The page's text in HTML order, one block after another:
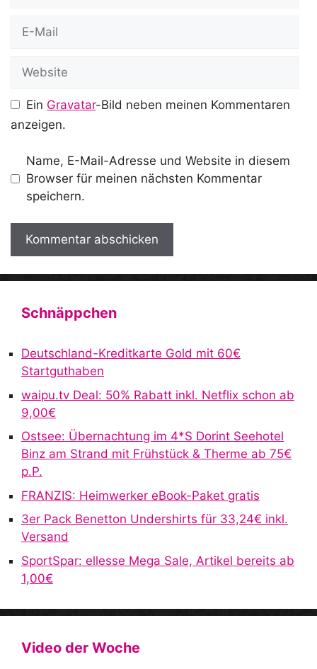
Website
Ein Gravatar-Bild neben meinen Kommentaren
anzeigen.
Name, E-Mail-Adresse und Website in diesem
Browser für meinen nächsten Kommentar
speichern.
A
n
t
Schnäppchen
Deutschland-Kreditkarte Gold mit 60€
Startguthaben
waipu.tv Deal: 50% Rabatt inkl. Netflix schon ab
9,00€
Ostsee: Übernachtung im 4*S Dorint Seehotel
Binz am Strand mit Frühstück & Therme ab 75€
p.P.
FRANZIS: Heimwerker eBook-Paket gratis
3er Pack Benetton Undershirts für 33,24€ inkl.
Versand
SportSpar: ellesse Mega Sale, Artikel bereits ab
1,00€
Video der Woche